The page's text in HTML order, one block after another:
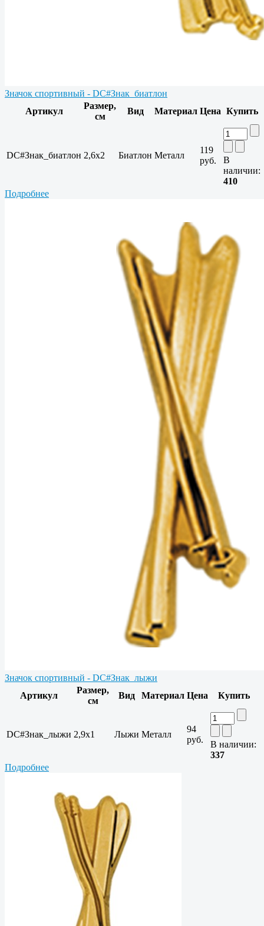
Значок спортивный - DC#Знак_биатлон
Артикул
Размер,
см
Вид Материал Цена Купить
DC#Знак_биатлон 2,6x2 Биатлон Металл
119
руб.
В
наличии:
410
Подробнее
Значок спортивный - DC#Знак_лыжи
Артикул
Размер,
см
Вид Материал Цена Купить
DC#Знак_лыжи 2,9x1 Лыжи Металл
94
руб.
В наличии:
337
Подробнее